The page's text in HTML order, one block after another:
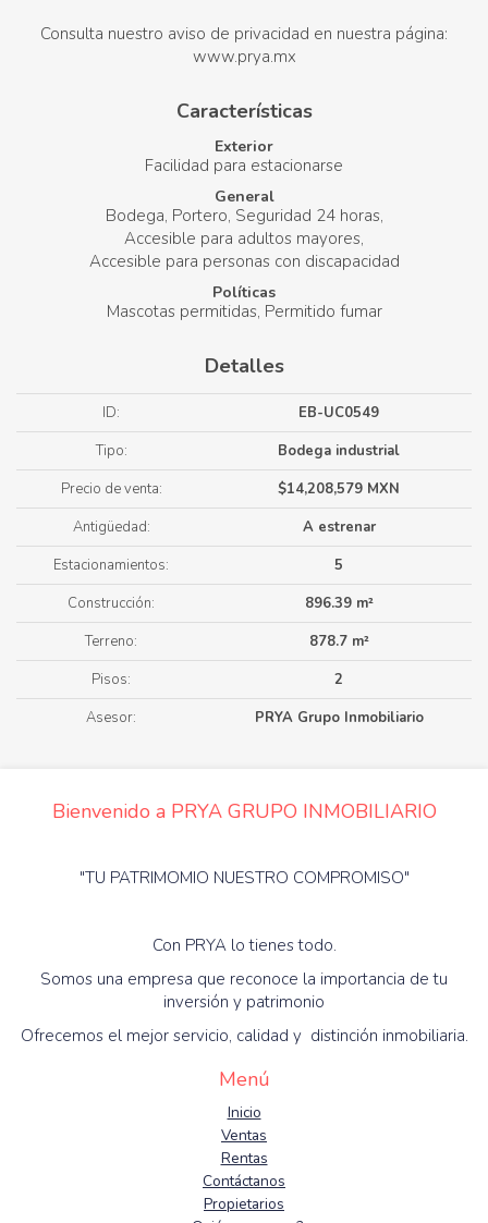
Consulta nuestro aviso de privacidad en nuestra página:
www.prya.mx
Características
Exterior
Facilidad para estacionarse
General
Bodega Portero Seguridad 24 horas
Accesible para adultos mayores
Accesible para personas con discapacidad
Políticas
Mascotas permitidas Permitido fumar
Detalles
ID:
EB-UC0549
Tipo:
Bodega industrial
Precio de venta:
$14,208,579 MXN
Antigüedad:
A estrenar
Estacionamientos:
5
Construcción:
896.39 m²
Terreno:
878.7 m²
Pisos:
2
Asesor:
PRYA Grupo Inmobiliario
Bienvenido a PRYA GRUPO INMOBILIARIO
"TU PATRIMOMIO NUESTRO COMPROMISO"
Con PRYA lo tienes todo.
Somos una empresa que reconoce la importancia de tu
inversión y patrimonio
Ofrecemos el mejor servicio, calidad y distinción inmobiliaria.
Menú
Inicio
Ventas
Rentas
Contáctanos
Propietarios